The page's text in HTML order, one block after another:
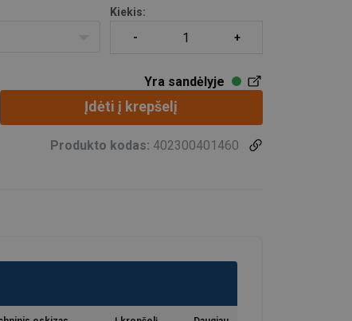
Kiekis:
Yra sandėlyje
Įdėti į krepšelį
Produkto kodas: 402300401460
atveju grandininis stropas bus įvertintas